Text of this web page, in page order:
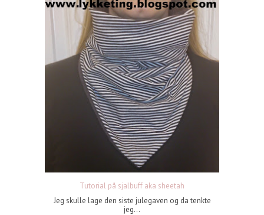
Tutorial på sjalbuff aka sheetah
Jeg skulle lage den siste julegaven og da tenkte
jeg...